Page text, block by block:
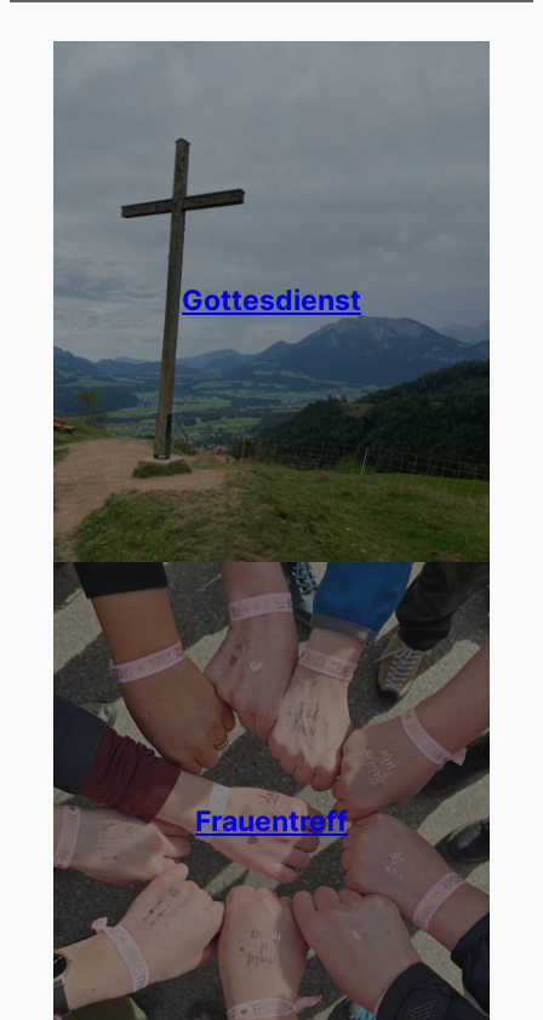
Gottesdienst
Frauentreff